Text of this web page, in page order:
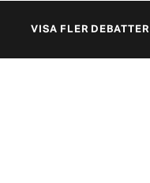
VISA FLER DEBATTER